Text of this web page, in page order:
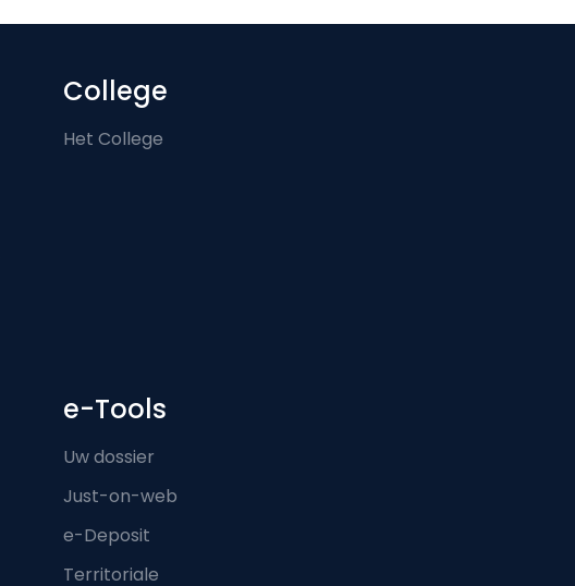
College
Het College
e-Tools
Uw dossier
Just-on-web
e-Deposit
Territoriale